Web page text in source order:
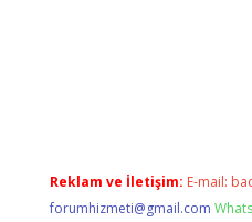
Reklam ve İletişim: E-mail:
forumhizmeti@gmail.com